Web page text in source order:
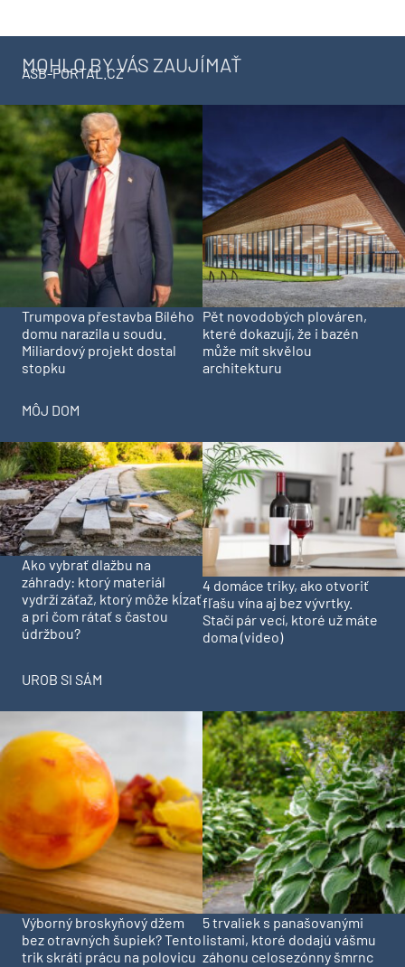
MOHLO BY VÁS ZAUJÍMAŤ
ASB-PORTAL.CZ
Trumpova přestavba Bílého
domu narazila u soudu.
Miliardový projekt dostal
stopku
Pět novodobých plováren,
které dokazují, že i bazén
může mít skvělou
architekturu
MÔJ DOM
Ako vybrať dlažbu na
záhrady: ktorý materiál
vydrží záťaž, ktorý môže kĺzať
a pri čom rátať s častou
údržbou?
4 domáce triky, ako otvoriť
fľašu vína aj bez vývrtky.
Stačí pár vecí, ktoré už máte
doma (video)
UROB SI SÁM
Výborný broskyňový džem
bez otravných šupiek? Tento
trik skráti prácu na polovicu
5 trvaliek s panašovanými
listami, ktoré dodajú vášmu
záhonu celosezónny šmrnc